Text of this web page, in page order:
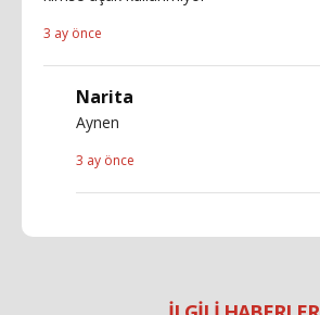
3 ay önce
Narita
Aynen
3 ay önce